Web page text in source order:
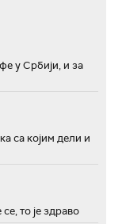
у Србији, и за
са којим дели и
то је здраво